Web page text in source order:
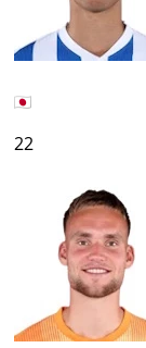
22